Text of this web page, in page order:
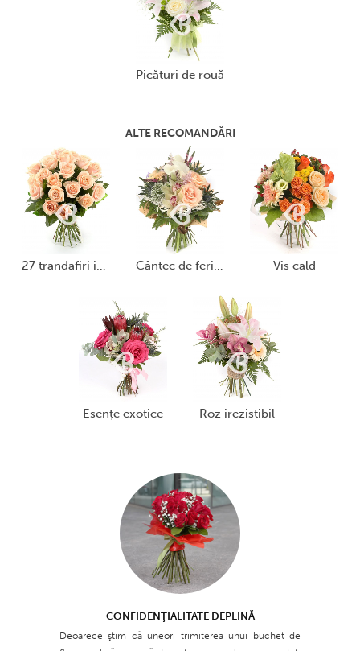
picături de rouă
ALTE RECOMANDĂRI
27 trandafiri ivoir cântec de fericire vis cald
esențe exotice roz irezistibil
CONFIDENŢIALITATE DEPLINĂ
Deoarece ştim că uneori trimiterea unui buchet de